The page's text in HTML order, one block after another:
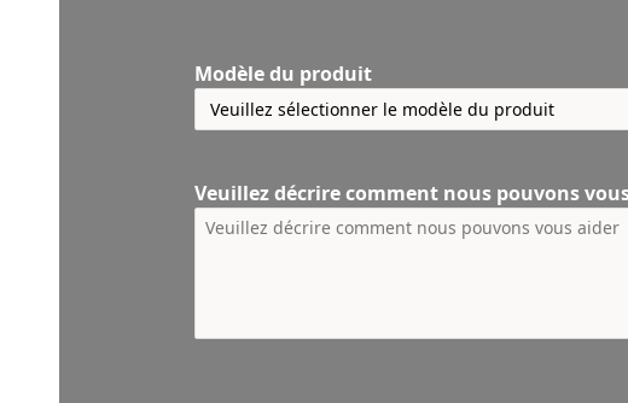
Modèle du produit
Veuillez décrire comment nous pouvons